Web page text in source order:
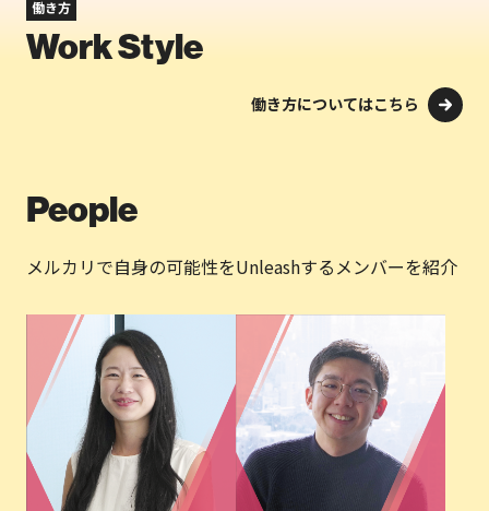
働き方
Work Style
働き方についてはこちら
People
メルカリで自身の可能性をUnleashするメンバーを紹介